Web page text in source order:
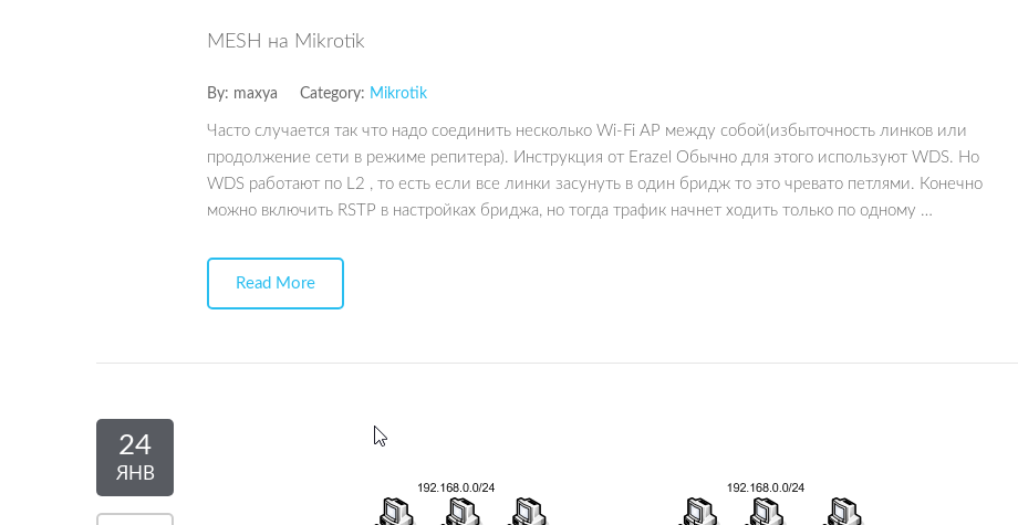
MESH на Mikrotik
By: maxya Category: Mikrotik
Часто случается так что надо соединить несколько Wi-Fi AP между собой(избыточность линков или
продолжение сети в режиме репитера). Инструкция от Erazel Обычно для этого используют WDS. Но
WDS работают по L2 , то есть если все линки засунуть в один бридж то это чревато петлями. Конечно
можно включить RSTP в настройках бриджа, но тогда трафик начнет ходить только по одному …
Read More
24
ЯНВ